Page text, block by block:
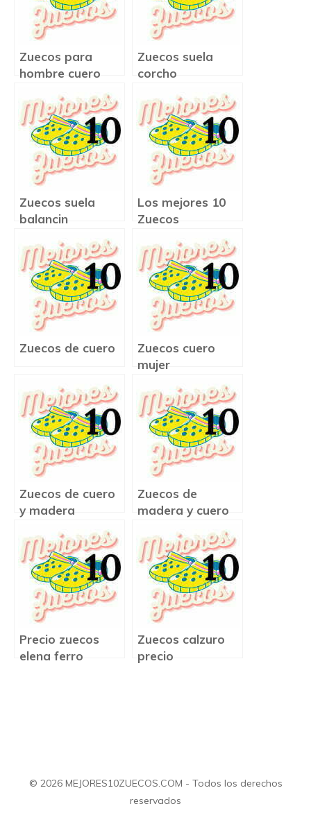
Zuecos para
hombre cuero
Zuecos suela
corcho
Zuecos suela
balancin
Los mejores 10
Zuecos
Zuecos de cuero
Zuecos cuero
mujer
Zuecos de cuero
y madera
Zuecos de
madera y cuero
Precio zuecos
elena ferro
Zuecos calzuro
precio
© 2026 MEJORES10ZUECOS.COM - Todos los derechos
reservados